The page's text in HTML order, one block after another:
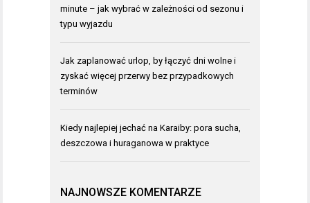
minute – jak wybrać w zależności od sezonu i
typu wyjazdu
Jak zaplanować urlop, by łączyć dni wolne i
zyskać więcej przerwy bez przypadkowych
terminów
Kiedy najlepiej jechać na Karaiby: pora sucha,
deszczowa i huraganowa w praktyce
NAJNOWSZE KOMENTARZE